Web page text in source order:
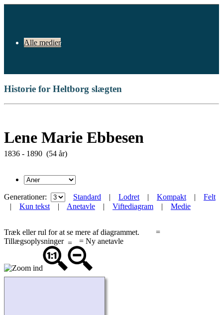
Alle medier
Historie for Heltborg slægten
Lene Marie Ebbesen
1836 - 1890 (54 år)
Generationer: Standard | Lodret | Kompakt | Felt
| Kun tekst | Anetavle | Viftediagram | Medie
Træk eller rul for at se mere af diagrammet.
=
Tillægsoplysninger
= Ny anetavle